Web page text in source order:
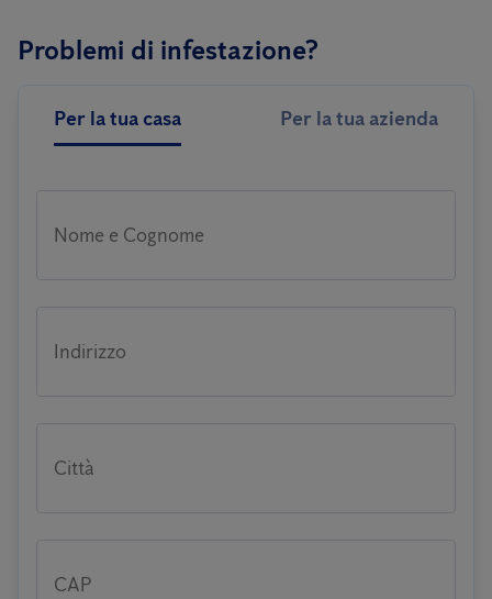
Problemi di infestazione?
Per la tua casa Per la tua azienda
Nome e Cognome
Indirizzo
Città
CAP